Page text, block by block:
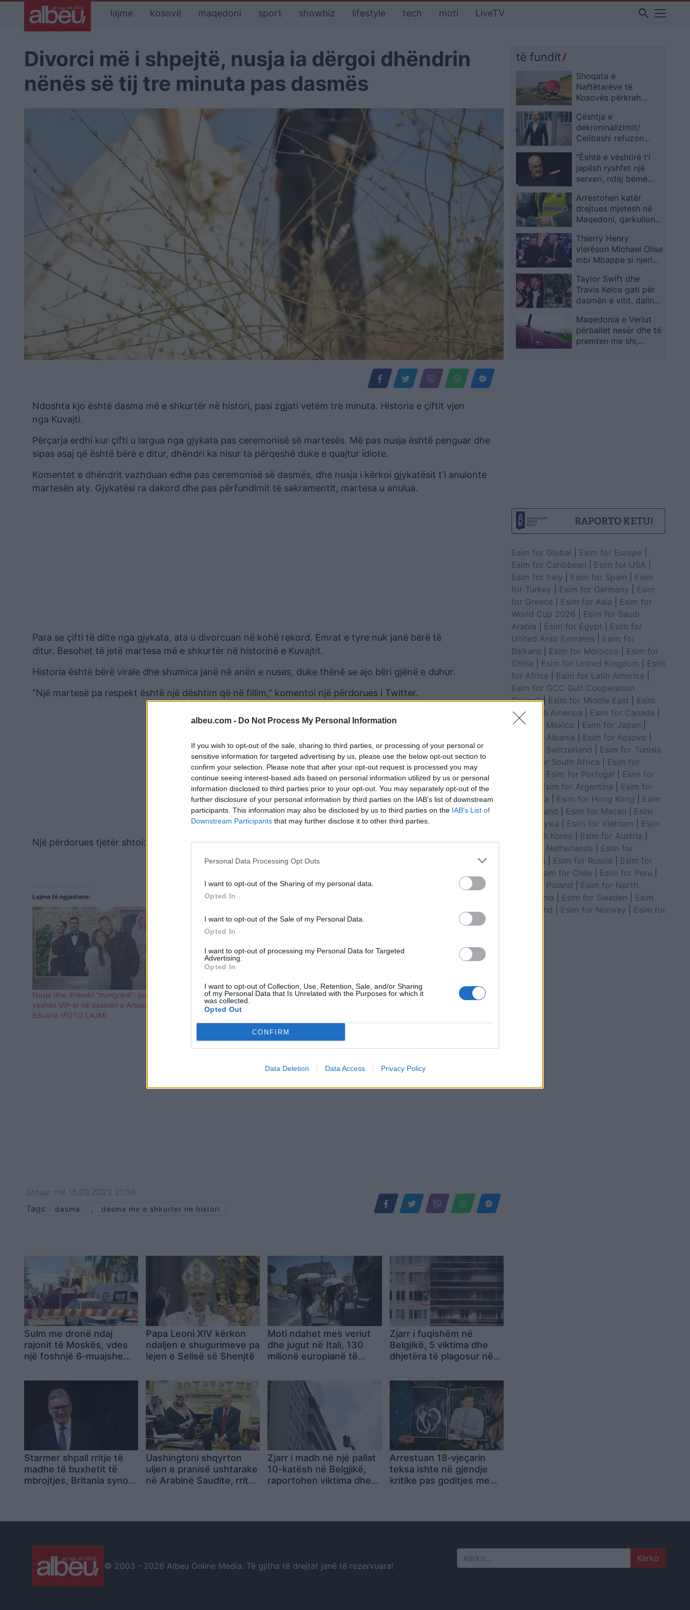
albeu.com - Do Not Process My Personal Information
If you wish to opt-out of the sale, sharing to third parties, or processing of your personal or
sensitive information for targeted advertising by us, please use the below opt-out section to
confirm your selection. Please note that after your opt-out request is processed you may
continue seeing interest-based ads based on personal information utilized by us or personal
information disclosed to third parties prior to your opt-out. You may separately opt-out of the
further disclosure of your personal information by third parties on the IAB’s list of downstream
participants. This information may also be disclosed by us to third parties on the IAB’s List of
Downstream Participants that may further disclose it to other third parties.
Personal Data Processing Opt Outs
I want to opt-out of the Sharing of my personal data.
Opted In
I want to opt-out of the Sale of my Personal Data.
Opted In
I want to opt-out of processing my Personal Data for Targeted
Advertising.
Opted In
I want to opt-out of Collection, Use, Retention, Sale, and/or Sharing
of my Personal Data that Is Unrelated with the Purposes for which it
was collected.
Opted Out
CONFIRM
Data Deletion Data Access Privacy Policy
lajme kosovë maqedoni sport showbiz lifestyle tech moti LiveTV search
Divorci më i shpejtë, nusja ia dërgoi dhëndrin
nënës së tij tre minuta pas dasmës
Ndoshta kjo është dasma më e shkurtër në histori, pasi zgjati vetëm tre minuta. Historia e çiftit vjen
nga Kuvajti.
Përçarja erdhi kur çifti u largua nga gjykata pas ceremonisë së martesës. Më pas nusja është penguar dhe
sipas asaj që është bërë e ditur, dhëndri ka nisur ta përqeshë duke e quajtur idiote.
Komentet e dhëndrit vazhduan edhe pas ceremonisë së dasmës, dhe nusja i kërkoi gjykatësit t’i anulonte
martesën aty. Gjykatësi ra dakord dhe pas përfundimit të sakramentit, martesa u anulua.
Para se çifti të dilte nga gjykata, ata u divorcuan në kohë rekord. Emrat e tyre nuk janë bërë të
ditur. Besohet të jetë martesa më e shkurtër në historinë e Kuvajtit.
Historia është bërë virale dhe shumica janë në anën e nuses, duke thënë se ajo bëri gjënë e duhur.
“Një martesë pa respekt është një dështim që në fillim,” komentoi një përdorues i Twitter.
Një përdorues tjetër shtoi: “Nëse ai vepron kështu në fillim, është më mirë ta lini të shkojë.”/Albeu.com
Lajme të ngjashme:
Nusja dhe dhëndri “mungojnë”, por si u
veshën VIP-at në dasmën e Arbanës dhe
Eduartit (FOTO LAJM)
Dasma kthehet në tragjedi, dhëndri
ndërron jetë 10 minuta pas celebrimit
Dasma mund të kthehej në tragjedi, vjehrra
Shtuar më 15.09.2023 21:36
Tags:
dasma , dasma me e shkurter ne histori
Sulm me dronë ndaj
rajonit të Moskës, vdes
një foshnjë 6-muajshe
mbi një ndërtesë
Papa Leoni XIV kërkon
ndaljen e shugurimeve pa
lejen e Selisë së Shenjtë
Moti ndahet mes veriut
dhe jugut në Itali, 130
milionë europianë të
nxehtit
Zjarr i fuqishëm në
Belgjikë, 5 viktima dhe
dhjetëra të plagosur në
përpiqen të shpëtojnë
nga ballkonet
Starmer shpall rritje të
madhe të buxhetit të
mbrojtjes, Britania synon
Uashingtoni shqyrton
uljen e pranisë ushtarake
në Arabinë Saudite, rriten
Zjarr i madh në një pallat
10-katësh në Belgjikë,
raportohen viktima dhe
Arrestuan 18-vjeçarin
teksa ishte në gjendje
kritike pas goditjes me
të fundit
Shoqata e
Naftëtarëve të
Kosovës përkrah
që sektori të mos
trajtohet në mënyrë të
përgjithësuar
Çështja e
dekriminalizimit/
Celibashi refuzon
kryebashkiakut të
Kuçovës, Kreshnik
Hajdari
“Është e vështirë t’i
japësh ryshfet një
serveri, ndaj bëmë
qeverisë”/ Rama nga
Gjermania: Askund ky
transformim nuk është
Arrestohen katër
drejtues mjetesh në
Maqedoni, qarkullonin
vlefshme
Thierry Henry
vlerëson Michael Olise
mbi Mbappe si njeriun
Taylor Swift dhe
Travis Kelce gati për
dasmën e vitit, dalin
Maqedonia e Veriut
përballet nesër dhe të
premten me shi,
Esim for Global Esim for Europe
Esim for Caribbean
Esim for USA
Esim for Italy
Esim for Spain
Esim
for Turkey
Esim for Germany
Esim
for Greece
Esim for Asia
Esim for
World Cup 2026
Esim for Saudi
Arabia
Esim for Egypt
Esim for
United Arab Emirates
Esim for
Balkans
Esim for Morocco
Esim for
China
Esim for United Kingdom
Esim
for Africa
Esim for Latin America
Esim for GCC Gulf Cooperation
Council| Esim for Middle East
Esim
for South America
Esim for Canada
Esim for Mexico
Esim for Japan
Esim for Albania
Esim for Kosovo
Esim for Switzerland
Esim for Tunisia
Esim for South Africa
Esim for
Esim for Portugal
Esim for
Esim for Argentina
Esim for
Colombia
Esim for Hong Kong
Esim
for Thailand
Esim for Macau
Esim
for Malaysia
Esim for Vietnam
Esim
for South Korea
Esim for Austria
Esim for Netherlands
Esim for
Australia
Esim for Russia
Esim for
Esim for Chile Esim for Peru
Esim for Poland
Esim for North
Macedonia
Esim for Sweden
Esim
for Finland
Esim for Norway
Esim for
© 2003 - 2026 Albeu Online Media. Të gjitha të drejtat janë të rezervuara! Search